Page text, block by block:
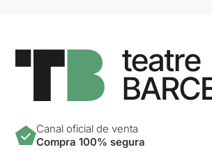
Canal oficial de venta
Compra 100% segura